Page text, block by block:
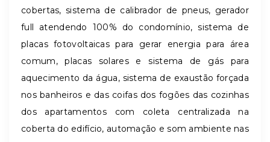
cobertas, sistema de calibrador de pneus, gerador
full atendendo 100% do condomínio, sistema de
placas fotovoltaicas para gerar energia para área
comum, placas solares e sistema de gás para
aquecimento da água, sistema de exaustão forçada
nos banheiros e das coifas dos fogões das cozinhas
dos apartamentos com coleta centralizada na
coberta do edifício, automação e som ambiente nas